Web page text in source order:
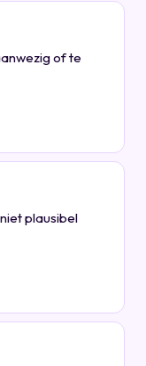
of te
plausibel